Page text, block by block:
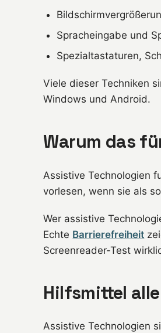
Spracheingabe und
Spezialtastaturen,
Viele dieser Techniken
Windows und Android.
Warum das
Assistive Technologien
vorlesen, wenn sie als
Wer assistive
Echte Barrierefreiheit
Screenreader-Test
Hilfsmittel
Assistive Technologien